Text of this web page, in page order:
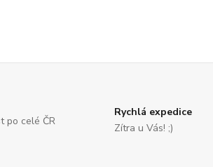
po celé ČR
Rychlá expedice
Zítra u Vás! ;)